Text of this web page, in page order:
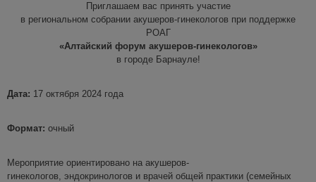
Приглашаем вас принять участие
в региональном собрании акушеров-гинекологов при поддержке
РОАГ
«Алтайский форум акушеров-гинекологов»
в городе Барнауле!
Дата: 17 октября 2024 года
Формат: очный
Мероприятие ориентировано на акушеров-
гинекологов, эндокринологов и врачей общей практики (семейных